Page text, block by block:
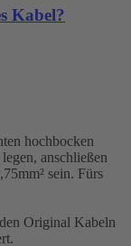
Kabel?
hochbocken
anschließen
sein. Fürs
Original Kabeln